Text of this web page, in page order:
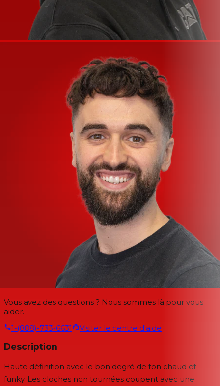
Vous avez des questions ? Nous sommes là pour vous
aider.
1-(888)-733-6631
Visiter le centre d'aide
Description
Haute définition avec le bon degré de ton chaud et
funky. Les cloches non tournées coupent avec une